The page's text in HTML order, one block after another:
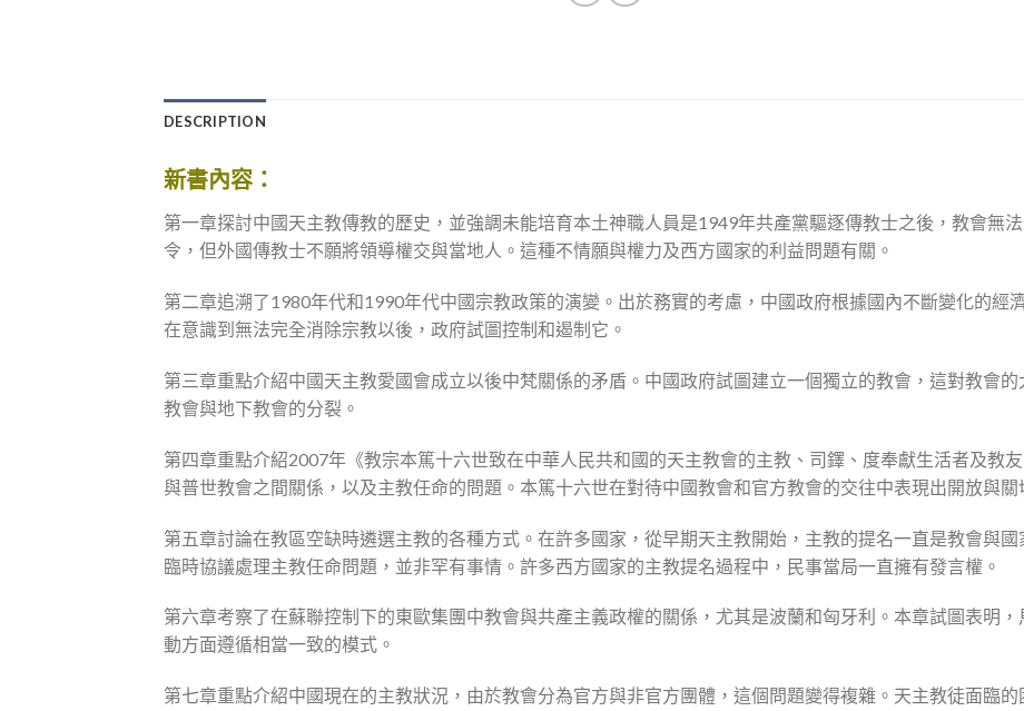
DESCRIPTION
新書內容：
第一章探討中國天主教傳教的歷史，並強調未能培育本土神職人員是1949年共產黨驅逐傳教士之後，教會無
令，但外國傳教士不願將領導權交與當地人。這種不情願與權力及西方國家的利益問題有關。
第二章追溯了1980年代和1990年代中國宗教政策的演變。出於務實的考慮，中國政府根據國內不斷變化的經
在意識到無法完全消除宗教以後，政府試圖控制和遏制它。
第三章重點介紹中國天主教愛國會成立以後中梵關係的矛盾。中國政府試圖建立一個獨立的教會，這對教會
教會與地下教會的分裂。
第四章重點介紹2007年《教宗本篤十六世致在中華人民共和國的天主教會的主教、司鐸、度奉獻生活者及教
與普世教會之間關係，以及主教任命的問題。本篤十六世在對待中國教會和官方教會的交往中表現出開放與關
第五章討論在教區空缺時遴選主教的各種方式。在許多國家，從早期天主教開始，主教的提名一直是教會與
臨時協議處理主教任命問題，並非罕有事情。許多西方國家的主教提名過程中，民事當局一直擁有發言權。
第六章考察了在蘇聯控制下的東歐集團中教會與共產主義政權的關係，尤其是波蘭和匈牙利。本章試圖表明
動方面遵循相當一致的模式。
第七章重點介紹中國現在的主教狀況，由於教會分為官方與非官方團體，這個問題變得複雜。天主教徒面臨的